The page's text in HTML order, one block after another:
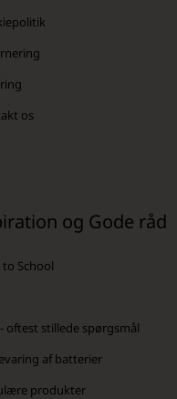
os
og Gode råd
to School
oftest stillede spørgsmål
af batterier
produkter